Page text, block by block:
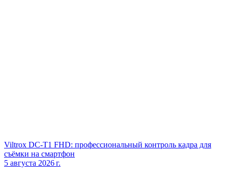
Viltrox DC‑T1 FHD: профессиональный контроль кадра для
съёмки на смартфон
5 августа 2026 г.